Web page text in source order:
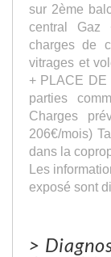
sur 2ème
central Gaz
charges de
vitrages et
+ PLACE DE
parties
Charges
206€/mois)
dans la
Les
exposé sont
>